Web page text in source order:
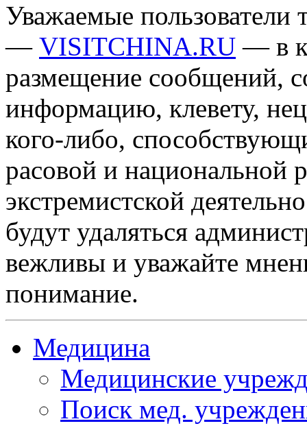
Уважаемые пользователи
— VISITCHINA.RU — в
размещение сообщений,
информацию, клевету,
кого-либо,
расовой и национальной
экстремистской
будут удаляться
вежливы и уважайте
понимание.
Медицина
Медицинские
Поиск мед.